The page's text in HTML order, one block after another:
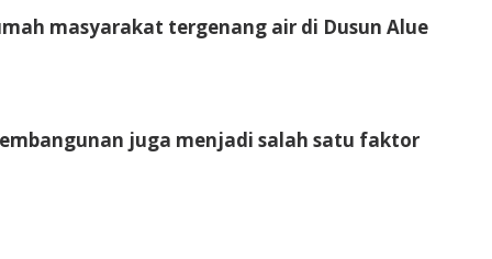
masyarakat tergenang air di Dusun Alue
juga menjadi salah satu faktor